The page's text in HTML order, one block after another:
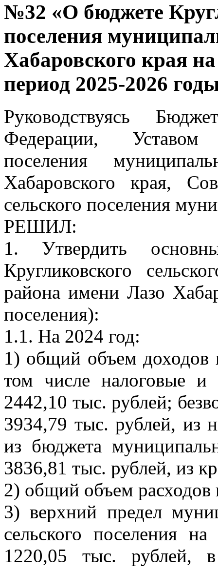
№32 «О бюджете
поселения
Хабаровского края
период 2025-2026
Руководствуясь
Федерации, Уставом
поселения
Хабаровского края,
сельского поселения
РЕШИЛ:
1. Утвердить
Кругликовского
района имени Лазо
поселения):
1.1. На 2024 год:
1) общий объем доходов
том числе налоговые
2442,10 тыс. рублей;
3934,79 тыс. рублей, из
из бюджета
3836,81 тыс. рублей, из
2) общий объем расходов
3) верхний предел
сельского поселения
1220,05 тыс. рублей,